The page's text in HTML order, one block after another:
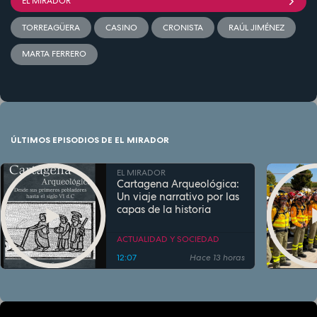
TORREAGÜERA CASINO CRONISTA RAÚL JIMÉNEZ
MARTA FERRERO
ÚLTIMOS EPISODIOS DE EL MIRADOR
EL MIRADOR
Cartagena Arqueológica:
Un viaje narrativo por las
capas de la historia
ACTUALIDAD Y SOCIEDAD
12:07
Hace 13 horas